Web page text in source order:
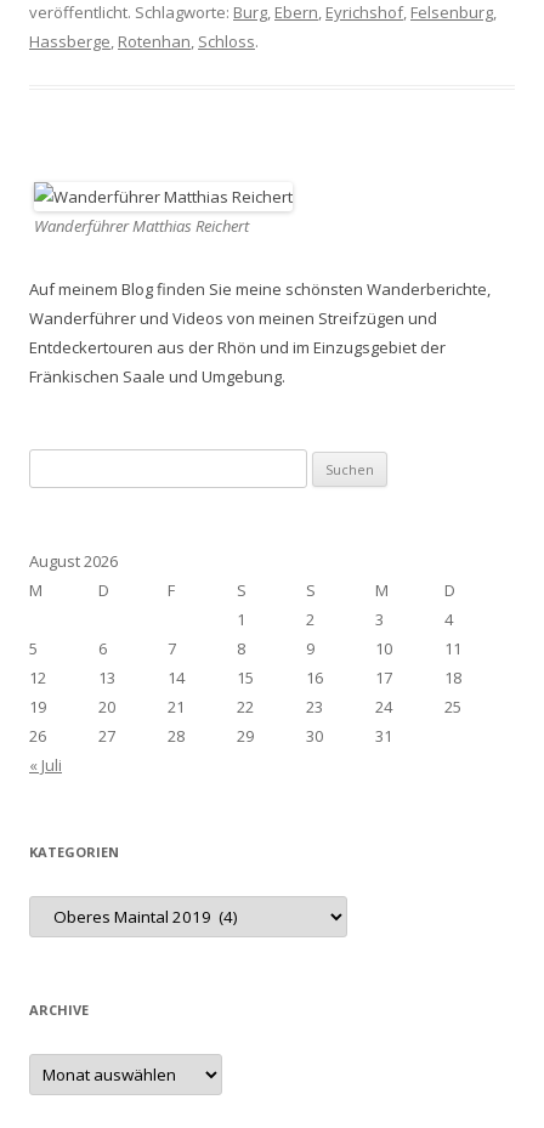
veröffentlicht. Schlagworte: Burg, Ebern, Eyrichshof, Felsenburg,
Hassberge, Rotenhan, Schloss.
Wanderführer Matthias Reichert
Auf meinem Blog finden Sie meine schönsten Wanderberichte,
Wanderführer und Videos von meinen Streifzügen und
Entdeckertouren aus der Rhön und im Einzugsgebiet der
Fränkischen Saale und Umgebung.
nach:
August 2026
M
D F S S M
D
1
2 3
4
5
6 7 8 9 10
11
12
13 14 15 16 17
18
19
20 21 22 23 24
25
26
27 28 29 30
31
« Juli
KATEGORIEN
Kategorien
ARCHIVE
Archive